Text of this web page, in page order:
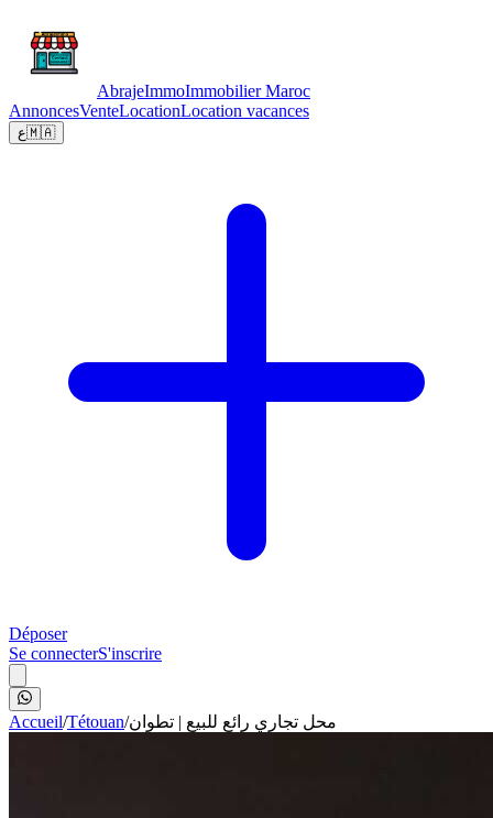
AbrajeImmoImmobilier Maroc
AnnoncesVenteLocationLocation vacances
ع🇲🇦
Déposer
Se connecterS'inscrire
Accueil/Tétouan/محل تجاري رائع للبيع | تطوان